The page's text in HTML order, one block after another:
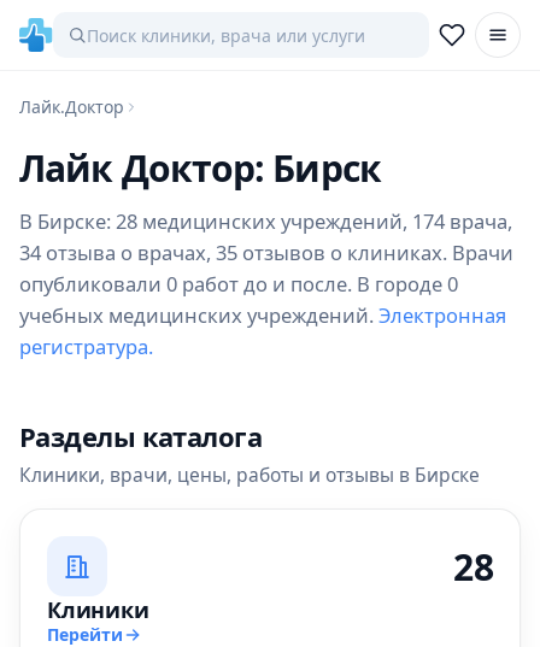
Лайк.Доктор
Лайк Доктор: Бирск
В Бирске: 28 медицинских учреждений, 174 врача,
34 отзыва о врачах, 35 отзывов о клиниках. Врачи
опубликовали 0 работ до и после. В городе 0
учебных медицинских учреждений. Электронная
регистратура.
Разделы каталога
Клиники, врачи, цены, работы и отзывы в Бирске
28
Клиники
Перейти